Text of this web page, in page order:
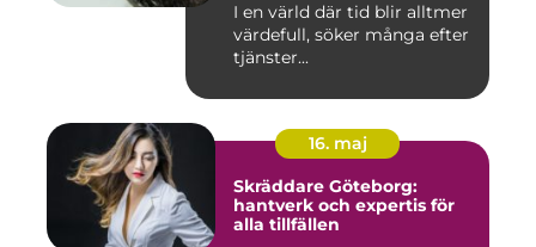
I en värld där tid blir alltmer
värdefull, söker många efter
tjänster...
16. maj
Skräddare Göteborg:
hantverk och expertis för
alla tillfällen